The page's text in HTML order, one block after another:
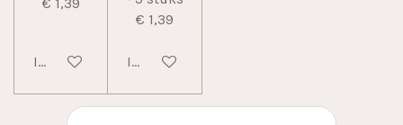
In winkelwagen
€ 1,39
In winkelwagen